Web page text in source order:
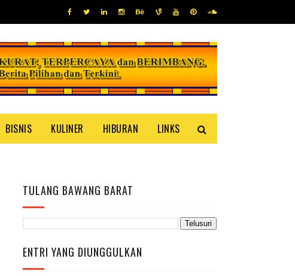
BISNIS KULINER HIBURAN LINKS
TULANG BAWANG BARAT
ENTRI YANG DIUNGGULKAN